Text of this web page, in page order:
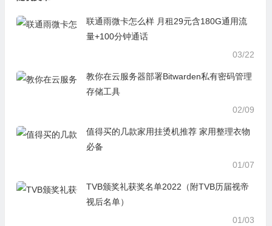
联通雨微卡怎么样 月租29元含180G通用流
量+100分钟通话
03/22
教你在云服务器部署Bitwarden私有密码管理
存储工具
02/09
值得买的几款家用挂烫机推荐 家用整理衣物
必备
01/07
TVB颁奖礼获奖名单2022（附TVB历届视帝
视后名单）
01/03